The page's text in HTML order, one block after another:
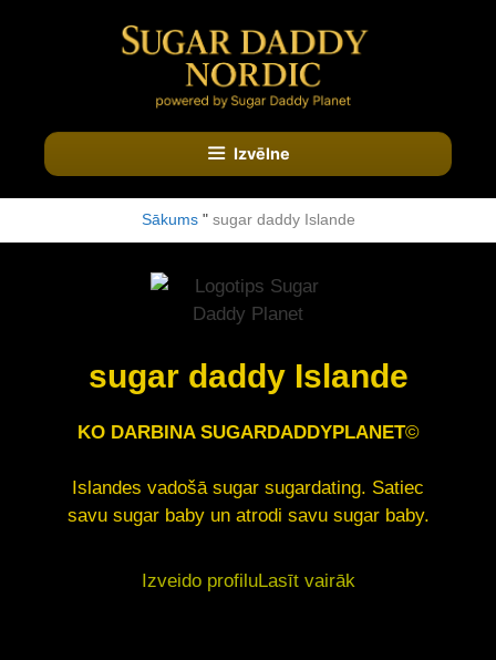
Izvēlne
Sākums" sugar daddy Islande
sugar daddy Islande
KO DARBINA SUGARDADDYPLANET©
Islandes vadošā sugar sugardating. Satiec
savu sugar baby un atrodi savu sugar baby.
Izveido profiluLasīt vairāk